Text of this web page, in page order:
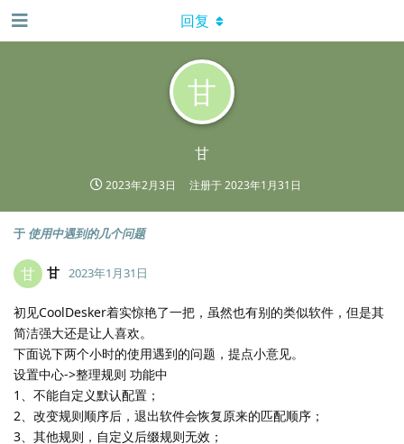
甘
甘
2023年2月3日 注册于2023年1月31日
回复
于 使用中遇到的几个问题
甘 甘 2023年1月31日
初见CoolDesker着实惊艳了一把，虽然也有别的类似软件，但是其
简洁强大还是让人喜欢。
下面说下两个小时的使用遇到的问题，提点小意见。
设置中心->整理规则 功能中
1、不能自定义默认配置；
2、改变规则顺序后，退出软件会恢复原来的匹配顺序；
3、其他规则，自定义后缀规则无效；